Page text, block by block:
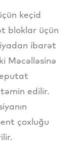
keçid
bloklar üçün
ibarət
Məcəlləsinə
edilir.
çoxluğu